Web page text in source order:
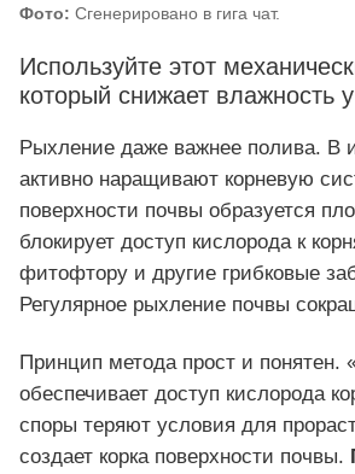
Фото: Сгенерировано в гига чат.
Используйте этот
который снижает влажность
Рыхление даже важнее полива. В
активно наращивают корневую
поверхности почвы образуется
блокирует доступ кислорода к
фитофтору и другие грибковые
Регулярное рыхление почвы
Принцип метода прост и понятен.
обеспечивает доступ кислорода
споры теряют условия для
создает корка поверхности почвы.